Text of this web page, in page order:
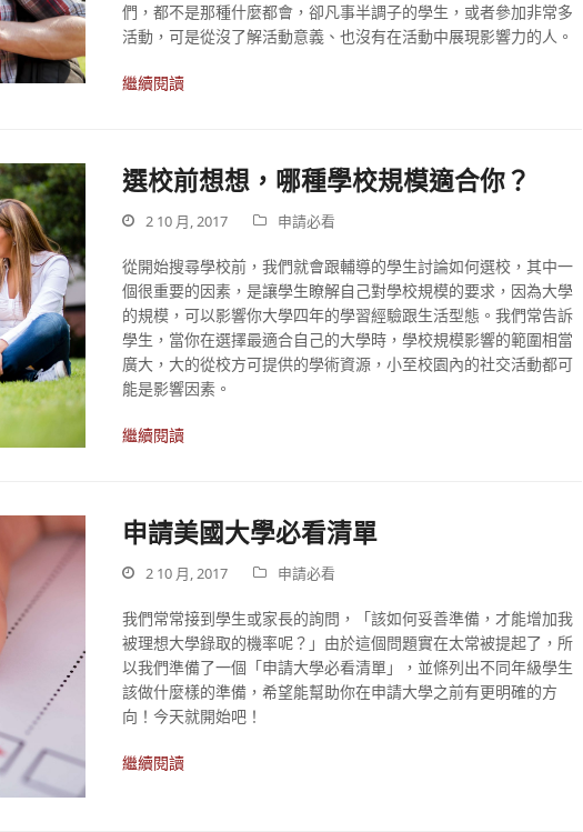
們，都不是那種什麼都會，卻凡事半調子的學生，或者參加非常多
活動，可是從沒了解活動意義、也沒有在活動中展現影響力的人。
繼續閱讀
選校前想想，哪種學校規模適合你？
2 10 月, 2017 申請必看
從開始搜尋學校前，我們就會跟輔導的學生討論如何選校，其中一
個很重要的因素，是讓學生瞭解自己對學校規模的要求，因為大學
的規模，可以影響你大學四年的學習經驗跟生活型態。我們常告訴
學生，當你在選擇最適合自己的大學時，學校規模影響的範圍相當
廣大，大的從校方可提供的學術資源，小至校園內的社交活動都可
能是影響因素。
繼續閱讀
申請美國大學必看清單
2 10 月, 2017 申請必看
我們常常接到學生或家長的詢問，「該如何妥善準備，才能增加我
被理想大學錄取的機率呢？」由於這個問題實在太常被提起了，所
以我們準備了一個「申請大學必看清單」，並條列出不同年級學生
該做什麼樣的準備，希望能幫助你在申請大學之前有更明確的方
向！今天就開始吧！
繼續閱讀